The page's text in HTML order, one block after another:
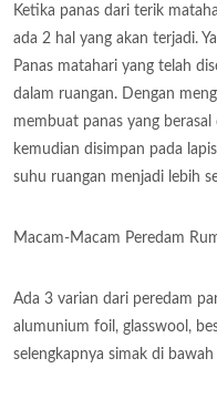
Ketika panas dari terik
ada 2 hal yang akan terjadi.
Panas matahari yang telah
dalam ruangan. Dengan
membuat panas yang
kemudian disimpan pada
suhu ruangan menjadi lebih
Macam-Macam Peredam
Ada 3 varian dari peredam
alumunium foil, glasswool,
selengkapnya simak di bawah